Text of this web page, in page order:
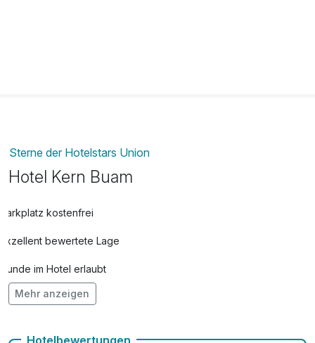
Sterne der Hotelstars Union
Hotel Kern Buam
Parkplatz kostenfrei
Exzellent bewertete Lage
Hunde im Hotel erlaubt
Kostenloses W-LAN
Mehr anzeigen
Hotelbewertungen